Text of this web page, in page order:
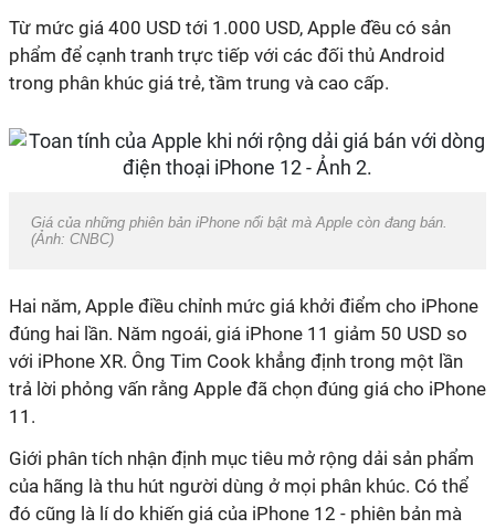
Từ mức giá 400 USD tới 1.000 USD, Apple đều có sản
phẩm để cạnh tranh trực tiếp với các đối thủ Android
trong phân khúc giá trẻ, tầm trung và cao cấp.
Giá của những phiên bản iPhone nổi bật mà Apple còn đang bán.
(Ảnh: CNBC)
Hai năm, Apple điều chỉnh mức giá khởi điểm cho iPhone
đúng hai lần. Năm ngoái, giá iPhone 11 giảm 50 USD so
với iPhone XR. Ông Tim Cook khẳng định trong một lần
trả lời phỏng vấn rằng Apple đã chọn đúng giá cho iPhone
11.
Giới phân tích nhận định mục tiêu mở rộng dải sản phẩm
của hãng là thu hút người dùng ở mọi phân khúc. Có thể
đó cũng là lí do khiến giá của iPhone 12 - phiên bản mà